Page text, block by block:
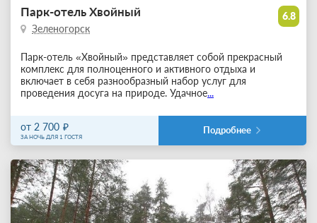
6.8
Парк-отель Хвойный
Зеленогорск
Парк-отель «Хвойный» представляет собой прекрасный
комплекс для полноценного и активного отдыха и
включает в себя разнообразный набор услуг для
проведения досуга на природе. Удачное...
от 2 700
ЗА НОЧЬ ДЛЯ 1 ГОСТЯ
Подробнее